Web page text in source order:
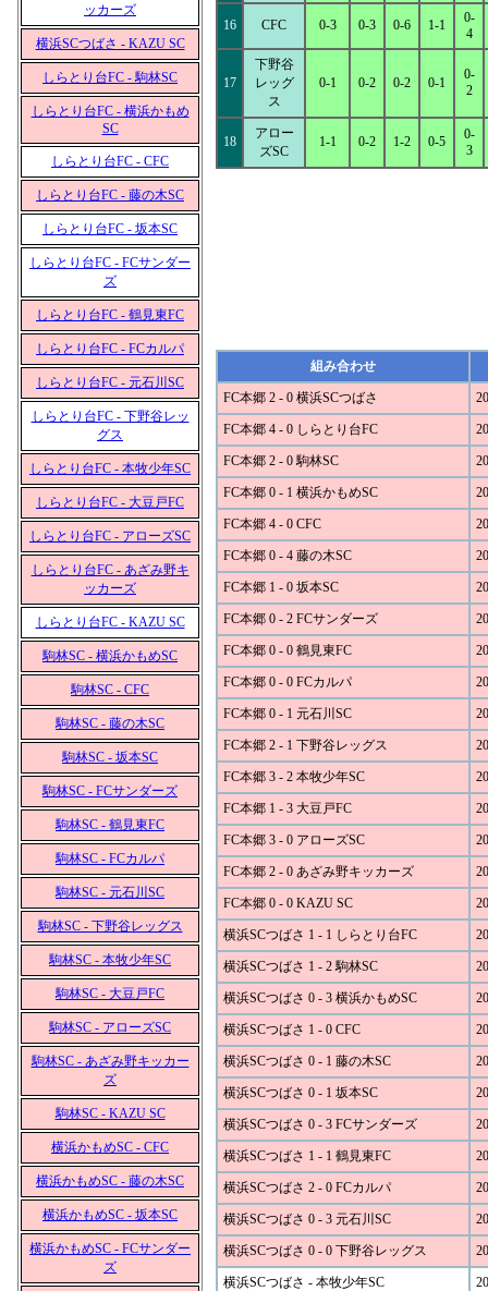
ッカーズ
横浜SCつばさ - KAZU SC
しらとり台FC - 駒林SC
しらとり台FC - 横浜かもめ
SC
しらとり台FC - CFC
しらとり台FC - 藤の木SC
しらとり台FC - 坂本SC
しらとり台FC - FCサンダー
ズ
しらとり台FC - 鶴見東FC
しらとり台FC - FCカルパ
しらとり台FC - 元石川SC
しらとり台FC - 下野谷レッ
グス
しらとり台FC - 本牧少年SC
しらとり台FC - 大豆戸FC
しらとり台FC - アローズSC
しらとり台FC - あざみ野キ
ッカーズ
しらとり台FC - KAZU SC
駒林SC - 横浜かもめSC
駒林SC - CFC
駒林SC - 藤の木SC
駒林SC - 坂本SC
駒林SC - FCサンダーズ
駒林SC - 鶴見東FC
駒林SC - FCカルパ
駒林SC - 元石川SC
駒林SC - 下野谷レッグス
駒林SC - 本牧少年SC
駒林SC - 大豆戸FC
駒林SC - アローズSC
駒林SC - あざみ野キッカー
ズ
駒林SC - KAZU SC
横浜かもめSC - CFC
横浜かもめSC - 藤の木SC
横浜かもめSC - 坂本SC
横浜かもめSC - FCサンダー
ズ
16 CFC 0-3 0-3 0-6 1-1
0-
4
17
下野谷
レッグ
ス
0-1 0-2 0-2 0-1
0-
2
18
アロー
ズSC
1-1 0-2 1-2 0-5
0-
3
組み合わせ
FC本郷 2 - 0 横浜SCつばさ
FC本郷 4 - 0 しらとり台FC
FC本郷 2 - 0 駒林SC
FC本郷 0 - 1 横浜かもめSC
FC本郷 4 - 0 CFC
FC本郷 0 - 4 藤の木SC
FC本郷 1 - 0 坂本SC
FC本郷 0 - 2 FCサンダーズ
FC本郷 0 - 0 鶴見東FC
FC本郷 0 - 0 FCカルパ
FC本郷 0 - 1 元石川SC
FC本郷 2 - 1 下野谷レッグス
FC本郷 3 - 2 本牧少年SC
FC本郷 1 - 3 大豆戸FC
FC本郷 3 - 0 アローズSC
FC本郷 2 - 0 あざみ野キッカーズ
FC本郷 0 - 0 KAZU SC
横浜SCつばさ 1 - 1 しらとり台FC
横浜SCつばさ 1 - 2 駒林SC
横浜SCつばさ 0 - 3 横浜かもめSC
横浜SCつばさ 1 - 0 CFC
横浜SCつばさ 0 - 1 藤の木SC
横浜SCつばさ 0 - 1 坂本SC
横浜SCつばさ 0 - 3 FCサンダーズ
横浜SCつばさ 1 - 1 鶴見東FC
横浜SCつばさ 2 - 0 FCカルパ
横浜SCつばさ 0 - 3 元石川SC
横浜SCつばさ 0 - 0 下野谷レッグス
横浜SCつばさ - 本牧少年SC